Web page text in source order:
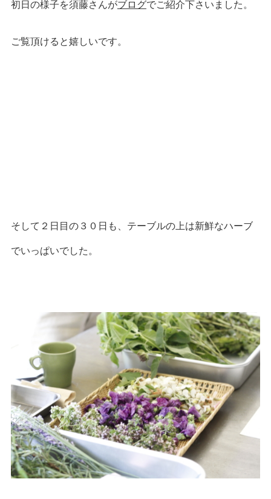
初日の様子を須藤さんがブログでご紹介下さいました。
ご覧頂けると嬉しいです。
そして２日目の３０日も、テーブルの上は新鮮なハーブ
でいっぱいでした。